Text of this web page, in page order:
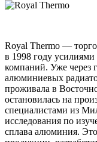
Royal Thermo —
в 1998 году усилиями
компаний. Уже через
алюминиевых
проживала в
остановилась на
специалистами из
исследования по
сплава алюминия.